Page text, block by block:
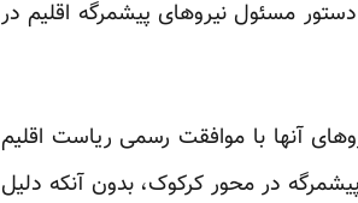
کومله، بامداد روز سه‌شنبه،۴ شهریور ماه به دستور مسئول نیروهای پیشمرگه اقلیم در
آنها با موافقت رسمی ریاست اقلیم
در محور کرکوک، بدون آنکه دلیل